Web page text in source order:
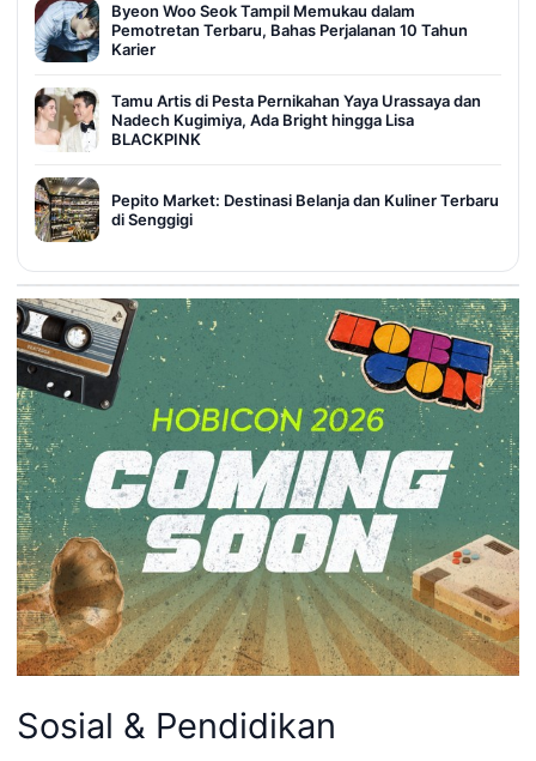
Byeon Woo Seok Tampil Memukau dalam
Pemotretan Terbaru, Bahas Perjalanan 10 Tahun
Karier
Tamu Artis di Pesta Pernikahan Yaya Urassaya dan
Nadech Kugimiya, Ada Bright hingga Lisa
BLACKPINK
Pepito Market: Destinasi Belanja dan Kuliner Terbaru
di Senggigi
Sosial & Pendidikan